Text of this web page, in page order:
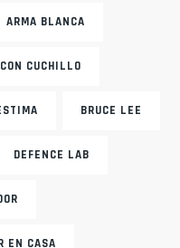
ARMA BLANCA
CUCHILLO
BRUCE LEE
DEFENCE LAB
EN CASA